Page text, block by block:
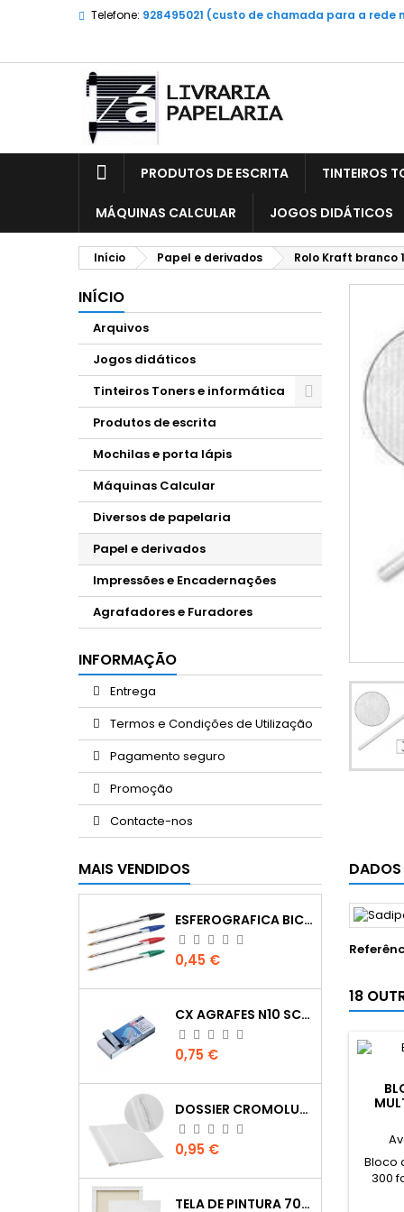
Telefone: 928495021 (custo de chamada para a rede
PRODUTOS DE ESCRITA TINTEIROS
MÁQUINAS CALCULAR JOGOS DIDÁTICOS
Início Papel e derivados Rolo Kraft branco
INÍCIO
Arquivos
Jogos didáticos
Tinteiros Toners e informática
Produtos de escrita
Mochilas e porta lápis
Máquinas Calcular
Diversos de papelaria
Papel e derivados
Impressões e Encadernações
Agrafadores e Furadores
INFORMAÇÃO
Entrega
Termos e Condições de Utilização
Pagamento seguro
Promoção
Contacte-nos
MAIS VENDIDOS
ESFEROGRAFICA BIC CRISTAL
Preço
0,45 €
CX AGRAFES N10 SCRIVA
Preço
0,75 €
DOSSIER CROMOLUX A4 COM FERRAGEM
Preço
0,95 €
TELA DE PINTURA 70X100
18
Bloco
300